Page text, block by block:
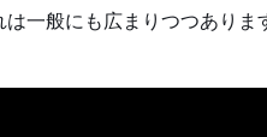
一般にも広まりつつあり